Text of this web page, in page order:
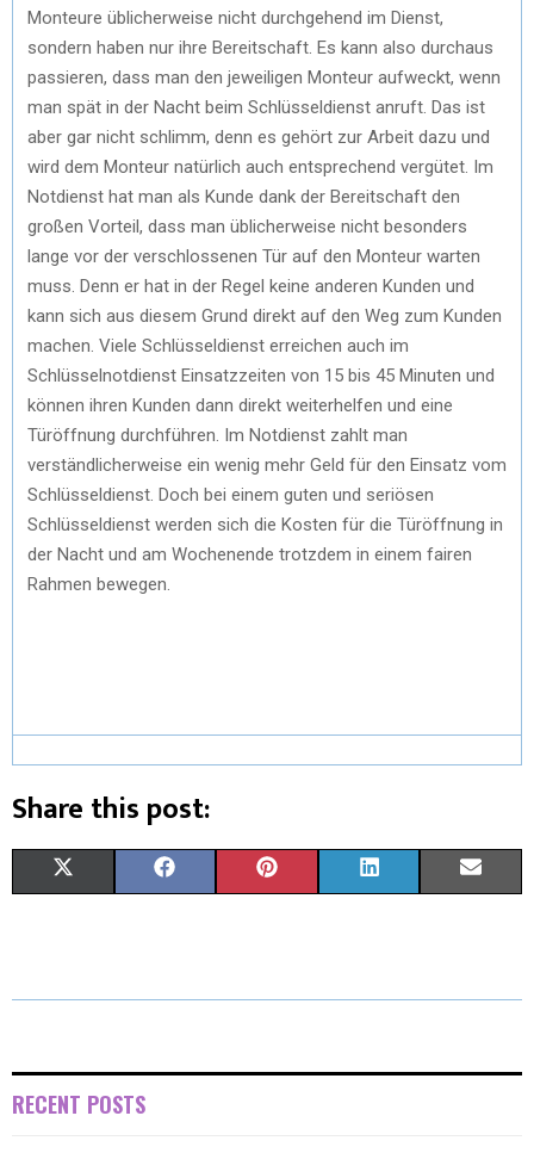
Monteure üblicherweise nicht durchgehend im Dienst,
sondern haben nur ihre Bereitschaft. Es kann also durchaus
passieren, dass man den jeweiligen Monteur aufweckt, wenn
man spät in der Nacht beim Schlüsseldienst anruft. Das ist
aber gar nicht schlimm, denn es gehört zur Arbeit dazu und
wird dem Monteur natürlich auch entsprechend vergütet. Im
Notdienst hat man als Kunde dank der Bereitschaft den
großen Vorteil, dass man üblicherweise nicht besonders
lange vor der verschlossenen Tür auf den Monteur warten
muss. Denn er hat in der Regel keine anderen Kunden und
kann sich aus diesem Grund direkt auf den Weg zum Kunden
machen. Viele Schlüsseldienst erreichen auch im
Schlüsselnotdienst Einsatzzeiten von 15 bis 45 Minuten und
können ihren Kunden dann direkt weiterhelfen und eine
Türöffnung durchführen. Im Notdienst zahlt man
verständlicherweise ein wenig mehr Geld für den Einsatz vom
Schlüsseldienst. Doch bei einem guten und seriösen
Schlüsseldienst werden sich die Kosten für die Türöffnung in
der Nacht und am Wochenende trotzdem in einem fairen
Rahmen bewegen.
Share this post:
W E T K I
RECENT POSTS